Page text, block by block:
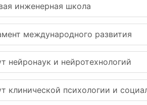
инженерная школа
международного развития
нейронаук и нейротехнологий
клинической психологии и